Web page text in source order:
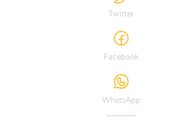
Twitter
Facebook
WhatsApp